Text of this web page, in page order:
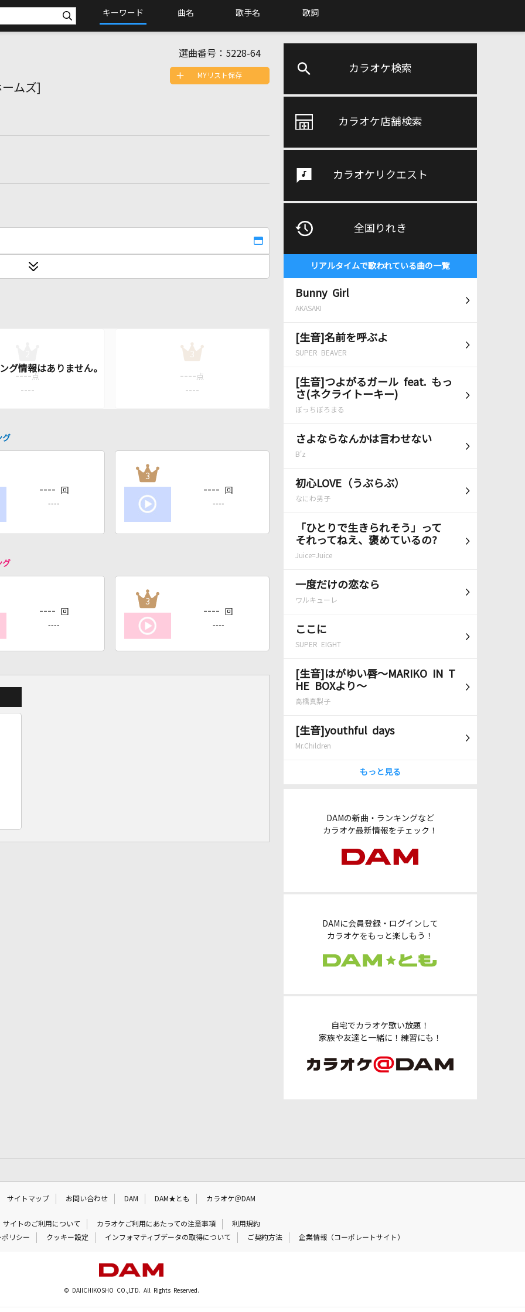
キーワード 曲名 歌手名 歌詞
カラオケ検索
カラオケ店舗検索
カラオケリクエスト
全国りれき
リアルタイムで歌われている曲の一覧
Bunny Girl
AKASAKI
[生音]名前を呼ぶよ
SUPER BEAVER
[生音]つよがるガール feat. もっ
さ(ネクライトーキー)
ぼっちぼろまる
さよならなんかは言わせない
B'z
初心LOVE（うぶらぶ）
なにわ男子
「ひとりで生きられそう」って
それってねえ、褒めているの?
Juice=Juice
一度だけの恋なら
ワルキューレ
ここに
SUPER EIGHT
[生音]はがゆい唇～MARIKO IN T
HE BOXより～
高橋真梨子
[生音]youthful days
Mr.Children
もっと見る
DAMの新曲・ランキングなど
カラオケ最新情報をチェック！
DAMに会員登録・ログインして
カラオケをもっと楽しもう！
自宅でカラオケ歌い放題！
家族や友達と一緒に！練習にも！
ムズ]
選曲番号： 5228-64
MYリスト保存
---- 点
----
3
---- 点
----
グ
---- 回
----
3
---- 回
----
グ
---- 回
----
3
---- 回
----
サイトマップ お問い合わせ DAM DAM★とも カラオケ＠DAM
サイトのご利用について カラオケご利用にあたっての注意事項
利用規約
リシー
クッキー設定 インフォマティブデータの取得について ご契約方法 企業情報（コーポレートサイト）
© DAIICHIKOSHO CO.,LTD. All Rights Reserved.